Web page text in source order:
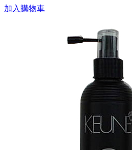
加入購物車